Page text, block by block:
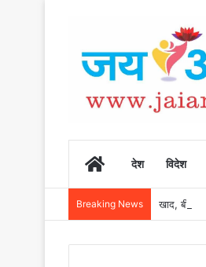
Homeदेश विदेश
Breaking News खाद, बीज